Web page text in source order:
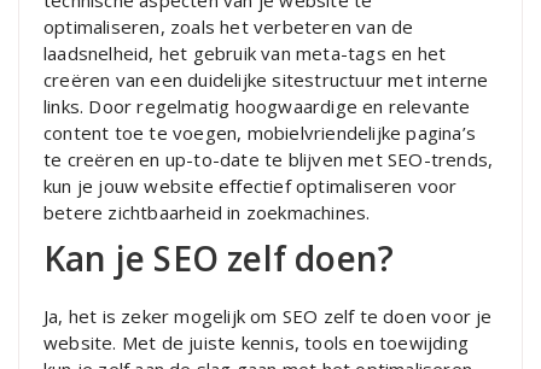
optimaliseren, zoals het verbeteren van de
laadsnelheid, het gebruik van meta-tags en het
creëren van een duidelijke sitestructuur met interne
links. Door regelmatig hoogwaardige en relevante
content toe te voegen, mobielvriendelijke pagina’s
te creëren en up-to-date te blijven met SEO-trends,
kun je jouw website effectief optimaliseren voor
betere zichtbaarheid in zoekmachines.
Kan je SEO zelf doen?
Ja, het is zeker mogelijk om SEO zelf te doen voor je
website. Met de juiste kennis, tools en toewijding